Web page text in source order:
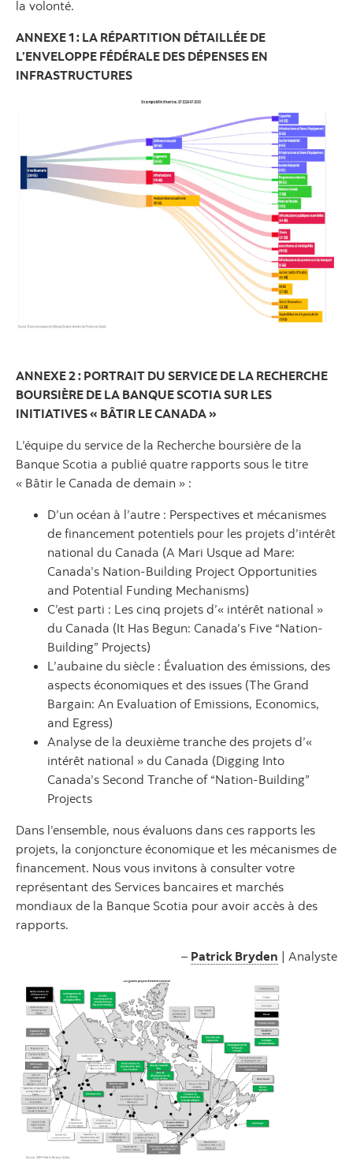
la volonté.
ANNEXE 1 : LA RÉPARTITION DÉTAILLÉE DE
L’ENVELOPPE FÉDÉRALE DES DÉPENSES EN
INFRASTRUCTURES
ANNEXE 2 : PORTRAIT DU SERVICE DE LA RECHERCHE
BOURSIÈRE DE LA BANQUE SCOTIA SUR LES
INITIATIVES « BÂTIR LE CANADA »
L’équipe du service de la Recherche boursière de la
Banque Scotia a publié quatre rapports sous le titre
« Bâtir le Canada de demain » :
D’un océan à l’autre : Perspectives et mécanismes
de financement potentiels pour les projets d’intérêt
national du Canada (A Mari Usque ad Mare:
Canada’s Nation-Building Project Opportunities
and Potential Funding Mechanisms)
C’est parti : Les cinq projets d’« intérêt national »
du Canada (It Has Begun: Canada’s Five “Nation-
Building” Projects)
L’aubaine du siècle : Évaluation des émissions, des
aspects économiques et des issues (The Grand
Bargain: An Evaluation of Emissions, Economics,
and Egress)
Analyse de la deuxième tranche des projets d’«
intérêt national » du Canada (Digging Into
Canada’s Second Tranche of “Nation-Building”
Projects
Dans l’ensemble, nous évaluons dans ces rapports les
projets, la conjoncture économique et les mécanismes de
financement. Nous vous invitons à consulter votre
représentant des Services bancaires et marchés
mondiaux de la Banque Scotia pour avoir accès à des
rapports.
– Patrick Bryden | Analyste